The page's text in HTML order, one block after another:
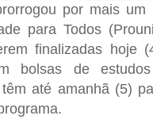
por mais um
para Todos
finalizadas hoje
bolsas de
até amanhã (5)